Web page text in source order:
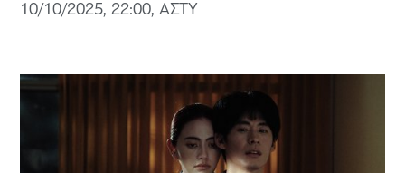
10/10/2025, 22:00, ΑΣΤΥ